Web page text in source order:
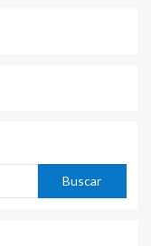
Buscar